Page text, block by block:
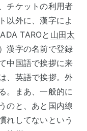
チケットの利用者
以外に、漢字によ
TAROと 山田太
漢字の名前で登録
中国語で挨拶に来
、英語で挨拶。外
。まあ、一般的に
のと、あと国内線
れしてないという